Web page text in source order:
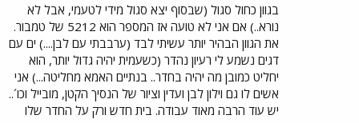
בגוון כחול סגול (שבסוף יצא סגול מידי לטעמי, אבל לא
נורא..) אם אני לא טועה אז המספר הוא 5212 של טמבור.
את הגוון הבהיר יותר עשיתי לבד (ערבבתי עם לבן....) ים עם
דגים נשמע לי רעיון נהדר (כשעמית יהיה גדול יותר, הוא
יחליט כמובן מה יהיה בחדר.. בנתיים האמא מחליטה...) אני
אשים לו גם וילון לבן ועדין וציור של הנסיך הקטן, מובייל וכו´..
יש עוד הרבה מאוד עבודה. בית חדש ורק על החדר שלו